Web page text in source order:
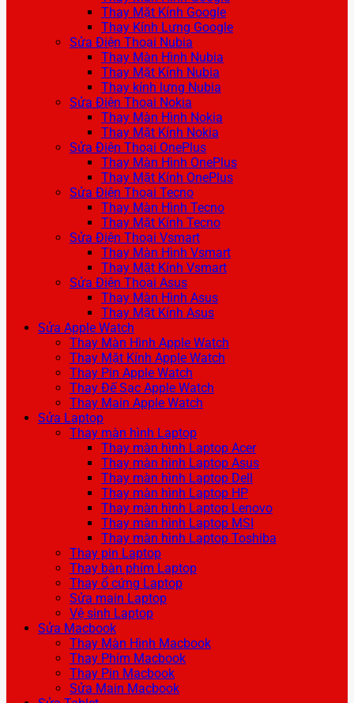
Thay Mặt Kính Google
Thay Kính Lưng Google
Sửa Điện Thoại Nubia
Thay Màn Hình Nubia
Thay Mặt Kính Nubia
Thay kính lưng Nubia
Sửa Điện Thoại Nokia
Thay Màn Hình Nokia
Thay Mặt Kính Nokia
Sửa Điện Thoại OnePlus
Thay Màn Hình OnePlus
Thay Mặt Kính OnePlus
Sửa Điện Thoại Tecno
Thay Màn Hình Tecno
Thay Mặt Kính Tecno
Sửa Điện Thoại Vsmart
Thay Màn Hình Vsmart
Thay Mặt Kính Vsmart
Sửa Điện Thoại Asus
Thay Màn Hình Asus
Thay Mặt Kính Asus
Sửa Apple Watch
Thay Màn Hình Apple Watch
Thay Mặt Kính Apple Watch
Thay Pin Apple Watch
Thay Đế Sạc Apple Watch
Thay Main Apple Watch
Sửa Laptop
Thay màn hình Laptop
Thay màn hình Laptop Acer
Thay màn hình Laptop Asus
Thay màn hình Laptop Dell
Thay màn hình Laptop HP
Thay màn hình Laptop Lenovo
Thay màn hình Laptop MSI
Thay màn hình Laptop Toshiba
Thay pin Laptop
Thay bàn phím Laptop
Thay ổ cứng Laptop
Sửa main Laptop
Vệ sinh Laptop
Sửa Macbook
Thay Màn Hình Macbook
Thay Phím Macbook
Thay Pin Macbook
Sửa Main Macbook